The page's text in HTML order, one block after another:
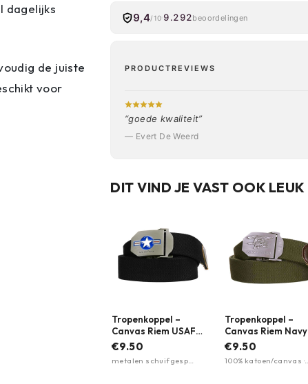
dagelijks
de juiste
voor
9,4/10 9.292beoordelingen
PRODUCTREVIEWS
“goede kwaliteit”
— Evert De Weerd
DIT VIND JE VAST OOK LEUK
Tropenkoppel –
Canvas Riem USAF
WWII | 101 INC. |
€9.50
metalen schuifgesp
Tropenkoppel –
Canvas Riem Navy
Seal | 101 INC. |
€9.50
100% katoen/canvas ·